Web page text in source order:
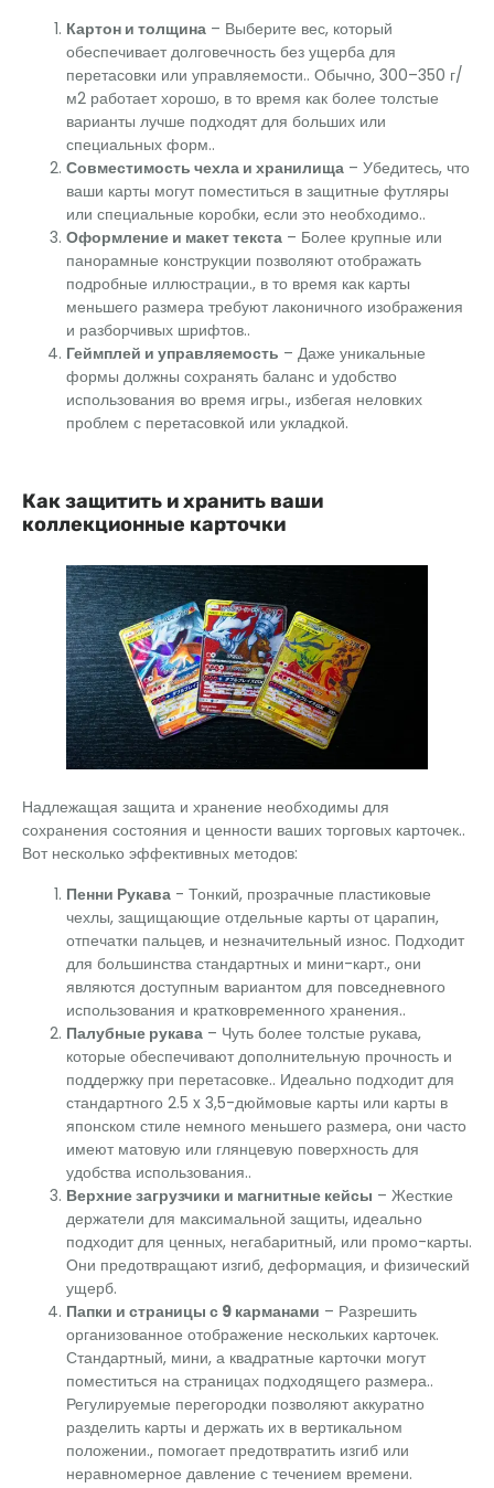
Картон и толщина – Выберите вес, который
обеспечивает долговечность без ущерба для
перетасовки или управляемости.. Обычно, 300–350 г/
м2 работает хорошо, в то время как более толстые
варианты лучше подходят для больших или
специальных форм..
Совместимость чехла и хранилища – Убедитесь, что
ваши карты могут поместиться в защитные футляры
или специальные коробки, если это необходимо..
Оформление и макет текста – Более крупные или
панорамные конструкции позволяют отображать
подробные иллюстрации., в то время как карты
меньшего размера требуют лаконичного изображения
и разборчивых шрифтов..
Геймплей и управляемость – Даже уникальные
формы должны сохранять баланс и удобство
использования во время игры., избегая неловких
проблем с перетасовкой или укладкой.
Как защитить и хранить ваши
коллекционные карточки
Надлежащая защита и хранение необходимы для
сохранения состояния и ценности ваших торговых карточек..
Вот несколько эффективных методов:
Пенни Рукава - Тонкий, прозрачные пластиковые
чехлы, защищающие отдельные карты от царапин,
отпечатки пальцев, и незначительный износ. Подходит
для большинства стандартных и мини-карт., они
являются доступным вариантом для повседневного
использования и кратковременного хранения..
Палубные рукава – Чуть более толстые рукава,
которые обеспечивают дополнительную прочность и
поддержку при перетасовке.. Идеально подходит для
стандартного 2.5 x 3,5-дюймовые карты или карты в
японском стиле немного меньшего размера, они часто
имеют матовую или глянцевую поверхность для
удобства использования..
Верхние загрузчики и магнитные кейсы – Жесткие
держатели для максимальной защиты, идеально
подходит для ценных, негабаритный, или промо-карты.
Они предотвращают изгиб, деформация, и физический
ущерб.
Папки и страницы с 9 карманами – Разрешить
организованное отображение нескольких карточек.
Стандартный, мини, а квадратные карточки могут
поместиться на страницах подходящего размера..
Регулируемые перегородки позволяют аккуратно
разделить карты и держать их в вертикальном
положении., помогает предотвратить изгиб или
неравномерное давление с течением времени.